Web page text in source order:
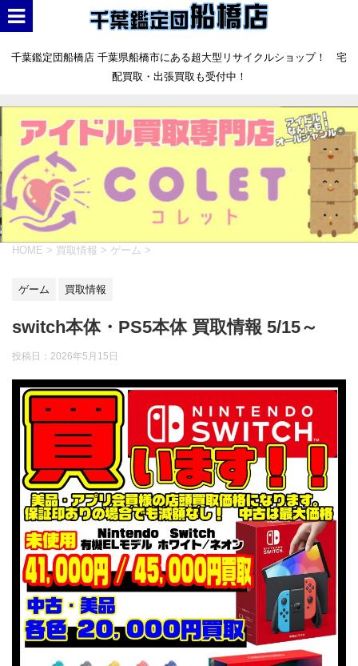
千葉鑑定団船橋店 千葉県船橋市にある超大型リサイクルショップ！ 宅
配買取・出張買取も受付中！
HOME > 買取情報 > ゲーム >
ゲーム 買取情報
switch本体・PS5本体 買取情報 5/15～
投稿日： 2026年5月15日